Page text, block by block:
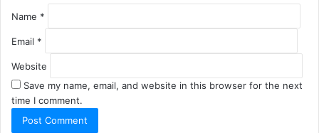
Name *
Email *
Website
Save my name, email, and website in this browser for the next
time I comment.